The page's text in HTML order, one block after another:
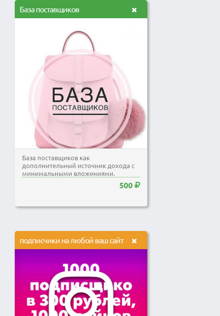
База поставщиков
База поставщиков как
дополнительный источник дохода с
минимальными вложениями.
500
подписчики на любой ваш сайт